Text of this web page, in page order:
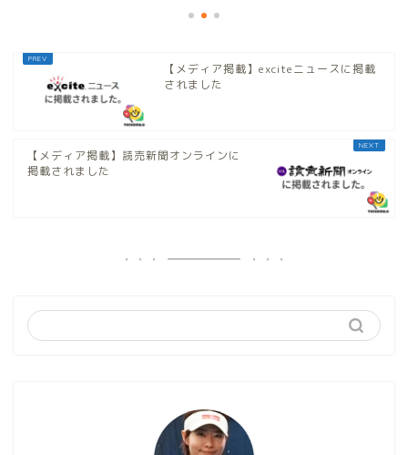
【メディア掲載】exciteニュースに掲載
されました
【メディア掲載】読売新聞オンラインに
掲載されました